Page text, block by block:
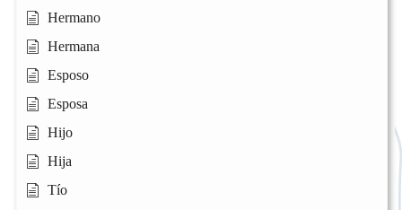
Hermano
Hermana
Esposo
Esposa
Hijo
Hija
Tío